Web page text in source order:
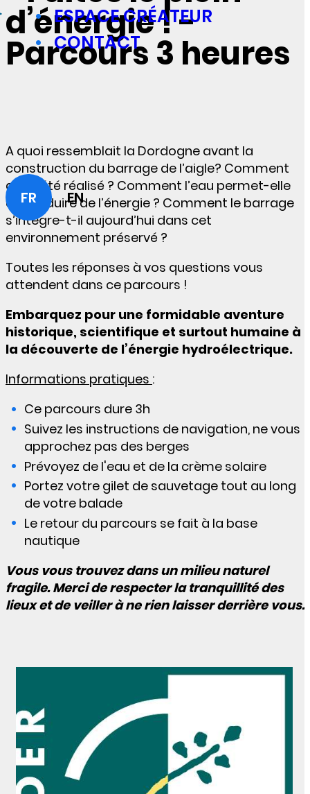
ESPACE CRÉATEUR
CONTACT
FR EN
d’énergie ! -
Parcours 3 heures
A quoi ressemblait la Dordogne avant la
construction du barrage de l’aigle? Comment
a-t-il été réalisé ? Comment l’eau permet-elle
de produire de l’énergie ? Comment le barrage
s’intègre-t-il aujourd’hui dans cet
environnement préservé ?
Toutes les réponses à vos questions vous
attendent dans ce parcours !
Embarquez pour une formidable aventure
historique, scientifique et surtout humaine à
la découverte de l’énergie hydroélectrique.
Informations pratiques :
Ce parcours dure 3h
Suivez les instructions de navigation, ne vous
approchez pas des berges
Prévoyez de l'eau et de la crème solaire
Portez votre gilet de sauvetage tout au long
de votre balade
Le retour du parcours se fait à la base
nautique
Vous vous trouvez dans un milieu naturel
fragile. Merci de respecter la tranquillité des
lieux et de veiller à ne rien laisser derrière vous.